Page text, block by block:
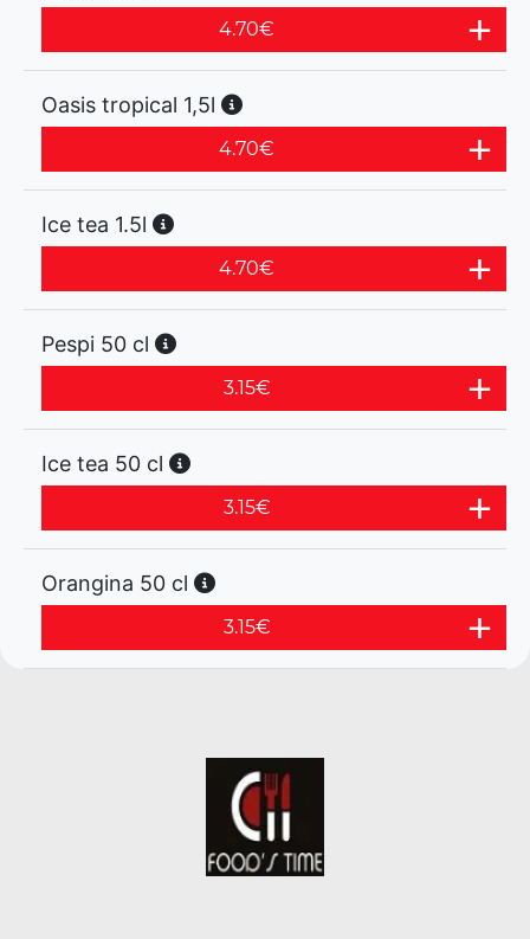
4.70€
Oasis tropical 1,5l
4.70€
Ice tea 1.5l
4.70€
Pespi 50 cl
3.15€
Ice tea 50 cl
3.15€
Orangina 50 cl
3.15€